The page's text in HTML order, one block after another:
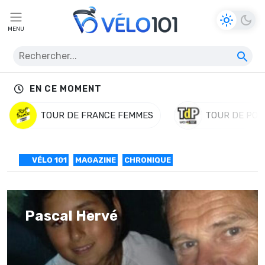
MENU
EN CE MOMENT
TOUR DE FRANCE FEMMES TOUR DE
VÉLO 101 MAGAZINE CHRONIQUE
Pascal Hervé